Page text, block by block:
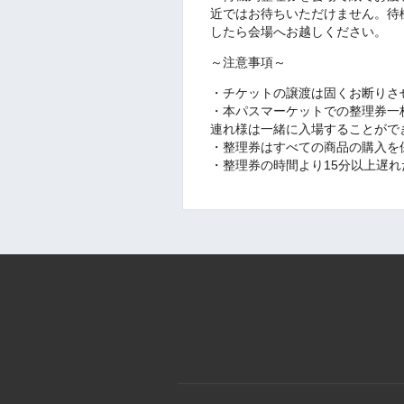
近ではお待ちいただけません。
したら会場へお越しください。
～注意事項～
・チケットの譲渡は固くお断り
・本パスマーケットでの整理券
連れ様は一緒に入場することがで
・整理券はすべての商品の購入
・整理券の時間より15分以上遅